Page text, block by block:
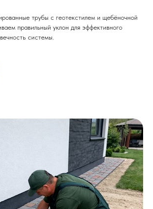
трубы с геотекстилем и щебёночной
правильный уклон для эффективного
системы.